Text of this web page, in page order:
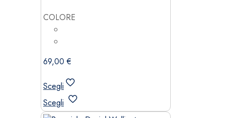
COLORE
69,00€
Scegli
Scegli Questo
prodotto